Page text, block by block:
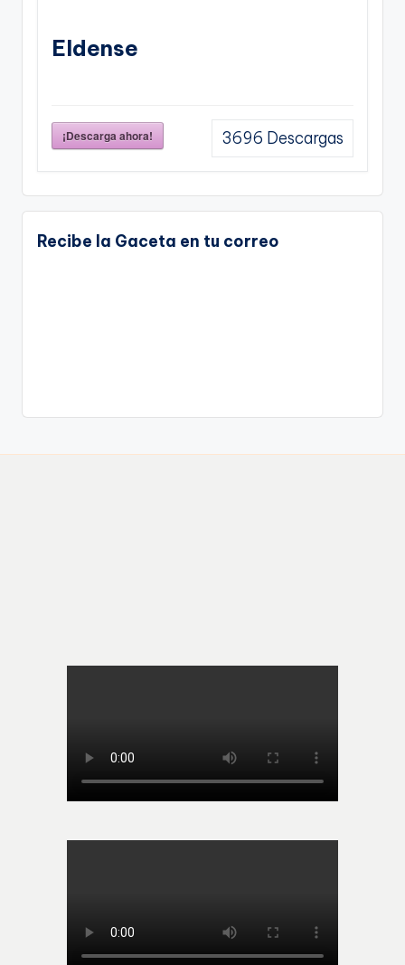
Eldense
¡Descarga ahora! 3696 Descargas
Recibe la Gaceta en tu correo